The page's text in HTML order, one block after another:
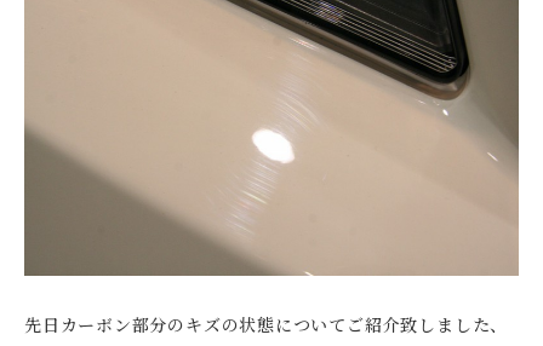
先日カーボン部分のキズの状態についてご紹介致しました、